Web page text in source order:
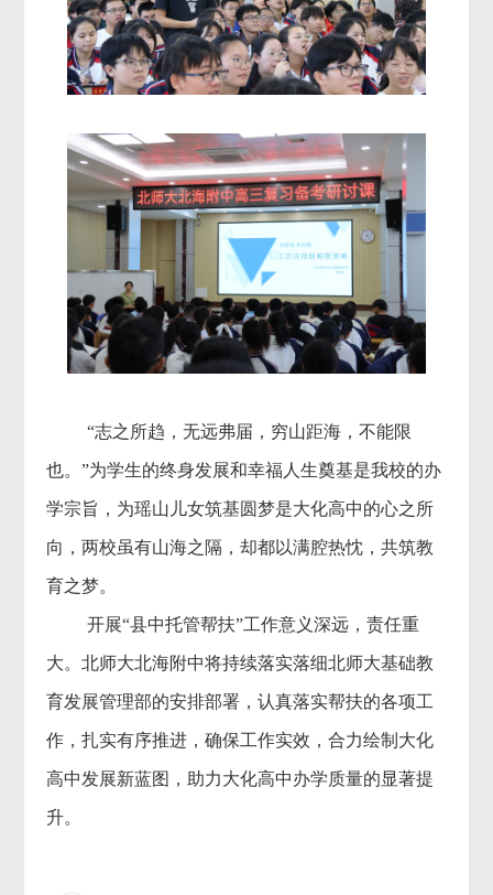
“志之所趋，无远弗届，穷山距海，不能限
也。”为学生的终身发展和幸福人生奠基是我校的办
学宗旨，为瑶山儿女筑基圆梦是大化高中的心之所
向，两校虽有山海之隔，却都以满腔热忱，共筑教
育之梦。
开展“县中托管帮扶”工作意义深远，责任重
大。北师大北海附中将持续落实落细北师大基础教
育发展管理部的安排部署，认真落实帮扶的各项工
作，扎实有序推进，确保工作实效，合力绘制大化
高中发展新蓝图，助力大化高中办学质量的显著提
升。